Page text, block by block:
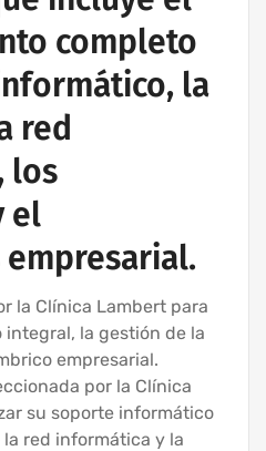
completo
la
red
los
el
la Clínica Lambert para
la gestión de la
empresarial.
por la Clínica
su soporte informático
red informática y la